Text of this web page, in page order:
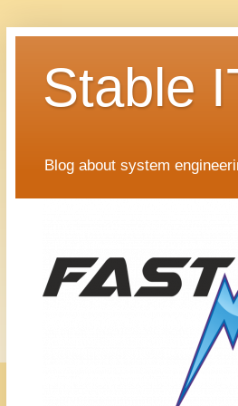
Stable
Blog about system